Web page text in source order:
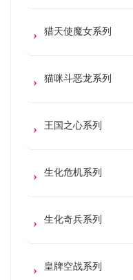
猎天使魔女系列
猫咪斗恶龙系列
王国之心系列
生化危机系列
生化奇兵系列
皇牌空战系列